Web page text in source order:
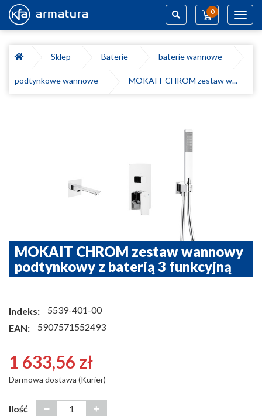
0
Sklep
Baterie baterie wannowe
podtynkowe wannowe MOKAIT CHROM zestaw w...
MOKAIT CHROM zestaw wannowy
podtynkowy z baterią 3 funkcyjną
Indeks:
5539-401-00
EAN:
5907571552493
1 633,56 zł
Darmowa dostawa (Kurier)
Ilość